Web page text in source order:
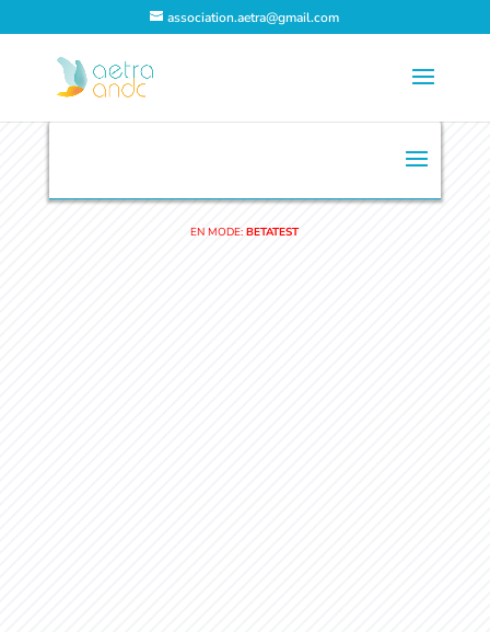
association.aetra@gmail.com
EN MODE:BETATEST